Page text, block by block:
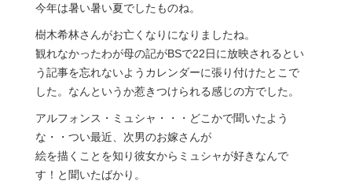
今年は暑い暑い夏でしたものね。
樹木希林さんがお亡くなりになりましたね。
観れなかったわが母の記がBSで22日に放映されるとい
う記事を忘れないようカレンダーに張り付けたとこで
した。なんというか惹きつけられる感じの方でした。
アルフォンス・ミュシャ・・・どこかで聞いたよう
な・・つい最近、次男のお嫁さんが
絵を描くことを知り彼女からミュシャが好きなんで
す！と聞いたばかり。